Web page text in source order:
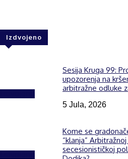
Izdvojeno
Sesija Kruga 99:
upozorenja na
arbitražne odluke
5 Jula, 2026
Kome se
“klanja”
secesionističkoj